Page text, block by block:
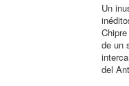
Un
de un
del